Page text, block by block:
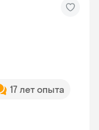
17 лет опыта